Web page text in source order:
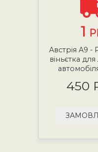
1
Австрія A9 -
віньєтка
450